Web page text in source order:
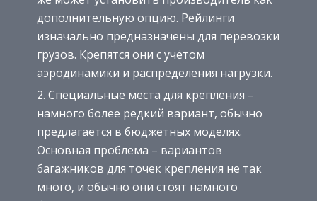
дополнительную опцию. Рейлинги
изначально предназначены для перевозки
грузов. Крепятся они с учётом
аэродинамики и распределения нагрузки.
Специальные места для крепления –
намного более редкий вариант, обычно
предлагается в бюджетных моделях.
Основная проблема – вариантов
багажников для точек крепления не так
много, и обычно они стоят намного